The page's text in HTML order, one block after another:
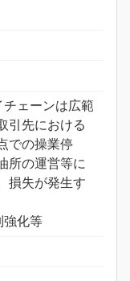
ェーンは広範
引先における
での操業停
所の運営等に
損失が発生す
強化等